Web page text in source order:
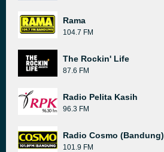
Rama
104.7 FM
The Rockin' Life
87.6 FM
Radio Pelita Kasih
96.3 FM
Radio Cosmo (Bandung)
101.9 FM